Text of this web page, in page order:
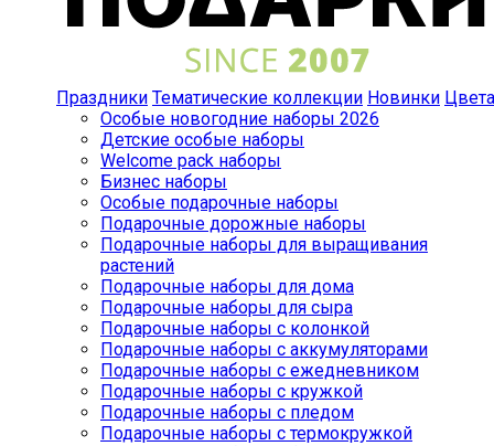
Праздники Тематические коллекции Новинки Цвета
Особые новогодние наборы 2026
Детские особые наборы
Welcome pack наборы
Бизнес наборы
Особые подарочные наборы
Подарочные дорожные наборы
Подарочные наборы для выращивания
растений
Подарочные наборы для дома
Подарочные наборы для сыра
Подарочные наборы с колонкой
Подарочные наборы с аккумуляторами
Подарочные наборы с ежедневником
Подарочные наборы с кружкой
Подарочные наборы с пледом
Подарочные наборы с термокружкой